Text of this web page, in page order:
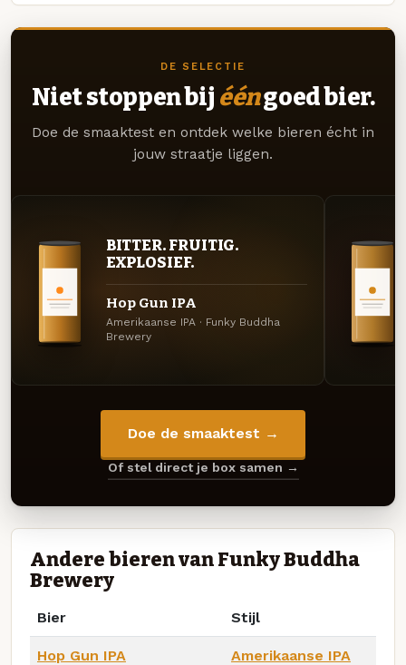
DE SELECTIE
Niet stoppen bij ééngoed bier.
Doe de smaaktest en ontdek welke bieren écht in
jouw straatje liggen.
BITTER. FRUITIG.
EXPLOSIEF.
Hop Gun IPA
Amerikaanse IPA · Funky Buddha
Brewery
Doe de smaaktest →
Of stel direct je box samen →
Andere bieren van Funky Buddha
Brewery
Bier Stijl
Hop Gun IPA Amerikaanse IPA